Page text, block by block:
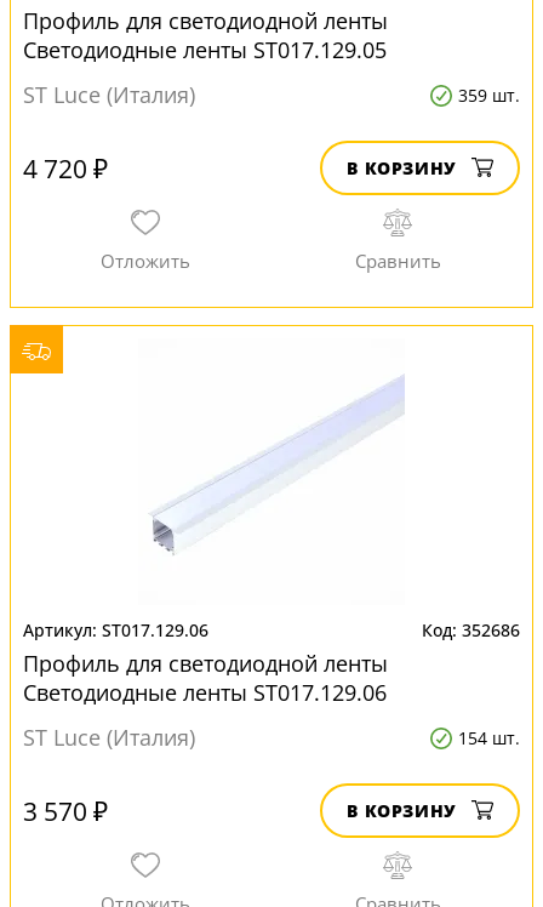
Профиль для светодиодной ленты
Светодиодные ленты ST017.129.05
ST Luce (Италия)
359 шт.
4 720 ₽ В КОРЗИНУ
ST017.129.06 352686
Профиль для светодиодной ленты
Светодиодные ленты ST017.129.06
ST Luce (Италия)
154 шт.
3 570 ₽ В КОРЗИНУ